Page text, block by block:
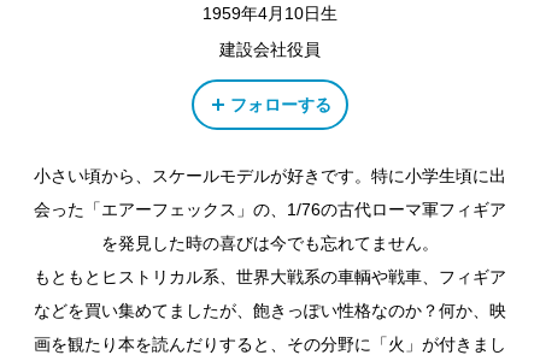
1959年4月10日生
建設会社役員
フォローする
小さい頃から、スケールモデルが好きです。特に小学生頃に出
会った「エアーフェックス」の、1/76の古代ローマ軍フィギア
を発見した時の喜びは今でも忘れてません。
もともとヒストリカル系、世界大戦系の車輌や戦車、フィギア
などを買い集めてましたが、飽きっぽい性格なのか？何か、映
画を観たり本を読んだりすると、その分野に「火」が付きまし